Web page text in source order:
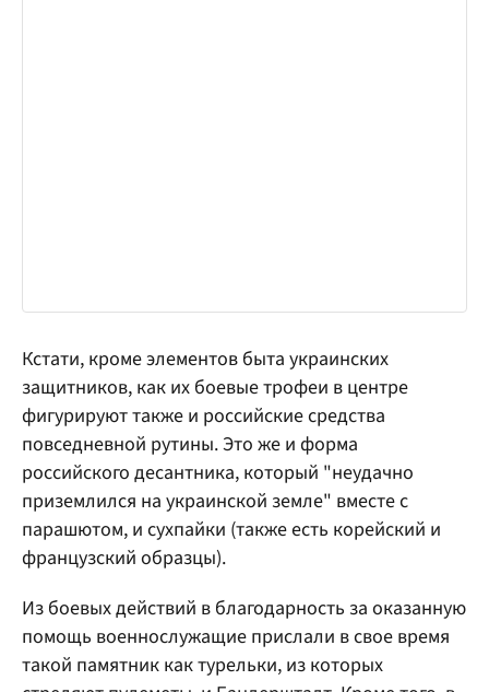
Кстати, кроме элементов быта украинских
защитников, как их боевые трофеи в центре
фигурируют также и российские средства
повседневной рутины. Это же и форма
российского десантника, который "неудачно
приземлился на украинской земле" вместе с
парашютом, и сухпайки (также есть корейский и
французский образцы).
Из боевых действий в благодарность за оказанную
помощь военнослужащие прислали в свое время
такой памятник как турельки, из которых